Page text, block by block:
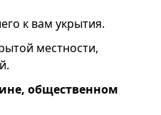
к вам укрытия.
местности,
общественном